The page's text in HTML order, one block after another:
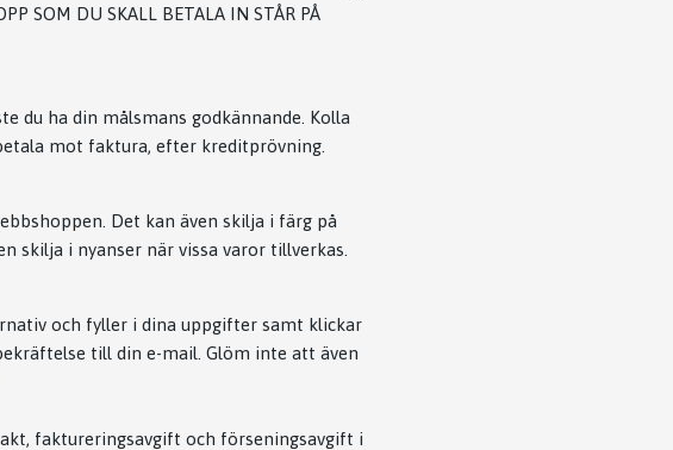
SOM DU SKALL BETALA IN STÅR PÅ
du ha din målsmans godkännande. Kolla
mot faktura, efter kreditprövning.
Det kan även skilja i färg på
skilja i nyanser när vissa varor tillverkas.
och fyller i dina uppgifter samt klickar
till din e-mail. Glöm inte att även
faktureringsavgift och förseningsavgift i